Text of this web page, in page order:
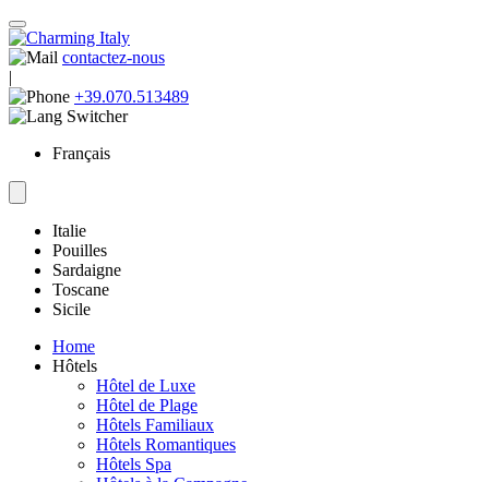
contactez-nous
|
+39.070.513489
Français
Italie
Pouilles
Sardaigne
Toscane
Sicile
Home
Hôtels
Hôtel de Luxe
Hôtel de Plage
Hôtels Familiaux
Hôtels Romantiques
Hôtels Spa